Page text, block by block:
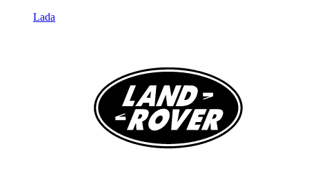
Lada